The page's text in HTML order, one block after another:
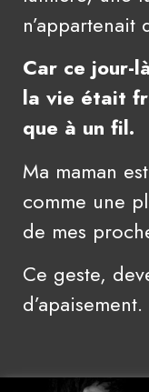
n’appartenait
Car ce jour-
la vie était
que à un fil.
Ma maman
comme une
de mes
Ce geste,
d’apaisement.